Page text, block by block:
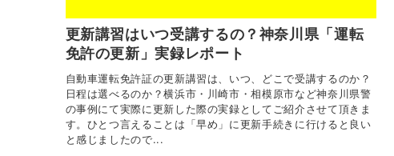
更新講習はいつ受講するの？神奈川県「運転
免許の更新」実録レポート
自動車運転免許証の更新講習は、いつ、どこで受講するのか？
日程は選べるのか？横浜市・川崎市・相模原市など神奈川県警
の事例にて実際に更新した際の実録としてご紹介させて頂きま
す。ひとつ言えることは「早め」に更新手続きに行けると良い
と感じましたので...